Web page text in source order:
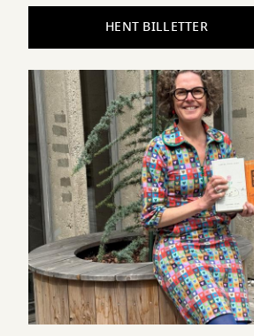
HENT BILLETTER